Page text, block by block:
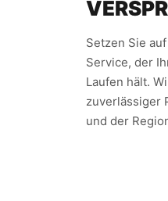
Setzen Sie
Service, der
Laufen hält.
zuverlässiger
und der